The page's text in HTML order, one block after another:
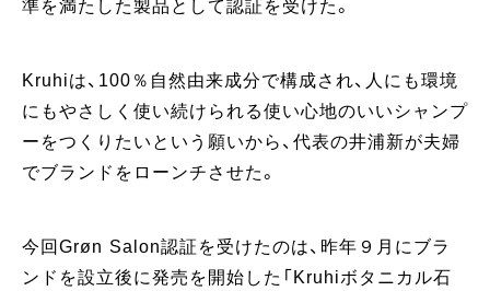
準を満たした製品として認証を受けた。
Kruhiは、100％自然由来成分で構成され、人にも環境
にもやさしく使い続けられる使い心地のいいシャンプ
ーをつくりたいという願いから、代表の井浦新が夫婦
でブランドをローンチさせた。
今回Grøn Salon認証を受けたのは、昨年９月にブラ
ンドを設立後に発売を開始した「Kruhiボタニカル石